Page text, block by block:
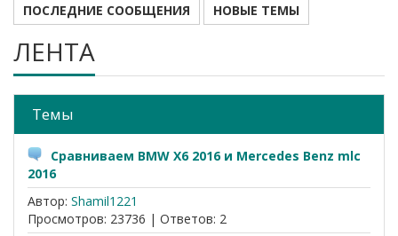
ПОСЛЕДНИЕ СООБЩЕНИЯ НОВЫЕ ТЕМЫ
ЛЕНТА
Темы
Сравниваем BMW X6 2016 и Mercedes Benz mlc
2016
Автор: Shamil1221
Просмотров: 23736 | Ответов: 2